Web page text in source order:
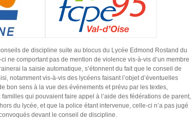
de discipline suite au blocus du Lycée Edmond Rostand du
ne comportant pas de mention de violence vis-à-vis d’un membre
la saisie automatique, s’étonnent du fait que le conseil de
notamment vis-à-vis des lycéens faisant l’objet d’éventuelles
bon sens à la vue des événements et prévu par les textes,
familles qui pouvaient faire appel à l’aide des fédérations de parent,
du lycée, et que la police étant intervenue, celle-ci n’a pas jugé
devant le conseil de discipline.